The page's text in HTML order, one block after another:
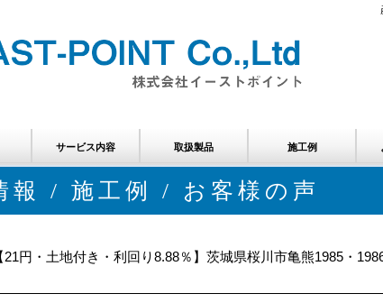
サービス内容
分譲案件のご案内
賃貸案件のご案内
メンテナンスのご案内
取扱製品 施工例
報 / 施工例 / お客様の声
21円・土地付き・利回り8.88％】茨城県桜川市亀熊1985・